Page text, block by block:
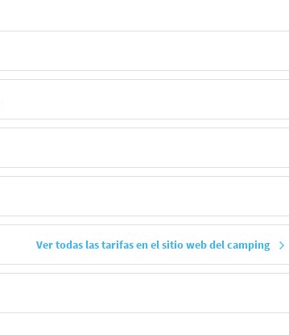
Ver todas las tarifas en el sitio web del camping